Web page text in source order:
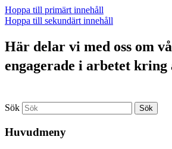
Hoppa till primärt innehåll
Hoppa till sekundärt innehåll
Här delar vi med oss om
engagerade i arbetet
Sök
Huvudmeny